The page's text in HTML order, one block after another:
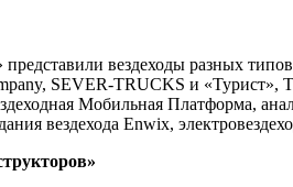
представили вездеходы разных
SEVER-TRUCKS и
Мобильная Платформа,
вездехода Enwix,